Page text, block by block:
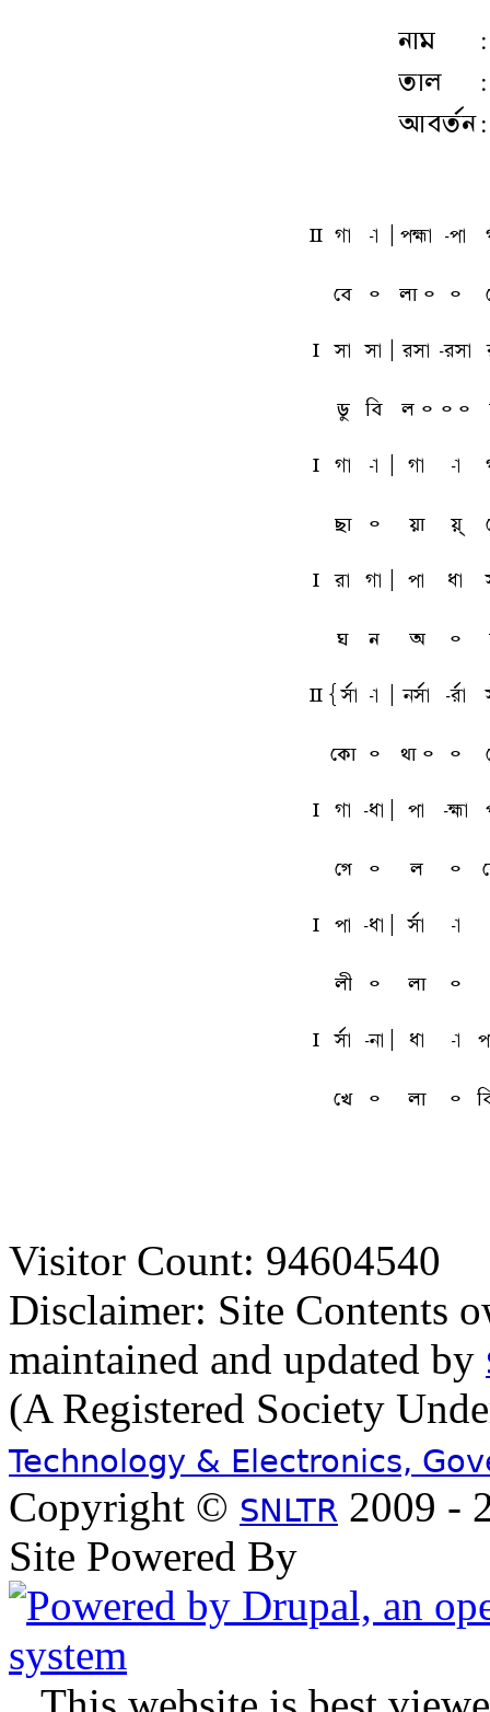
নাম
:
তাল
:
আবর্তন :
L ga -a pka -pa
বে ৹ লা ৹ ৹
l sa sa rsa -rsa
ডু বি ল ৹ ৹ ৹
l ga -a ga -a
ছা ৹ য়া য়্
l ra ga pa qa
ঘ ন অ ৹
L {sfa -a nsfa -rfa
কো ৹ থা ৹ ৹
l ga -qa pa -ka
গে ৹ ল ৹
l pa -qa sfa -a
লী ৹ লা ৹
l sfa -na qa -a
খে ৹ লা ৹
Visitor Count: 94604540
Disclaimer: Site Contents
maintained and updated by
(A Registered Society
Technology & Electronics,
Copyright © SNLTR 2009 -
Site Powered By